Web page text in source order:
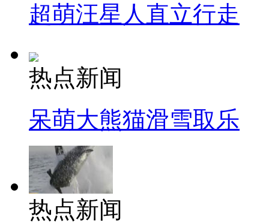
超萌汪星人直立行走
热点新闻
呆萌大熊猫滑雪取乐
热点新闻